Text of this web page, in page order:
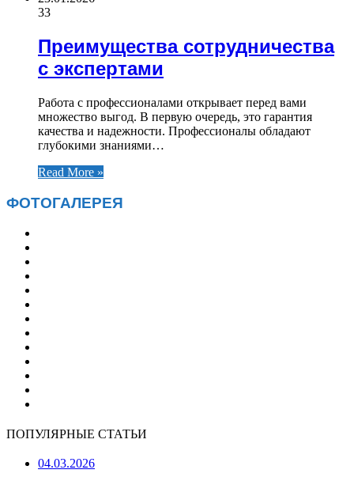
33
Преимущества сотрудничества
с экспертами
Работа с профессионалами открывает перед вами
множество выгод. В первую очередь, это гарантия
качества и надежности. Профессионалы обладают
глубокими знаниями…
Read More »
ФОТОГАЛЕРЕЯ
ПОПУЛЯРНЫЕ СТАТЬИ
04.03.2026